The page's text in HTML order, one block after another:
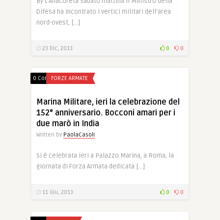
Difesa ha incontrato i vertici militari dell’area
nord-ovest, […]
23 Dic, 2013 0 0
0 CommentsFORZE ARMATE
Marina Militare, ieri la celebrazione del
152° anniversario. Bocconi amari per i
due marò in India
Written by PaolaCasoli
Si è celebrata ieri a Palazzo Marina, a Roma, la
giornata di Forza Armata dedicata […]
11 Giu, 2013 0 0